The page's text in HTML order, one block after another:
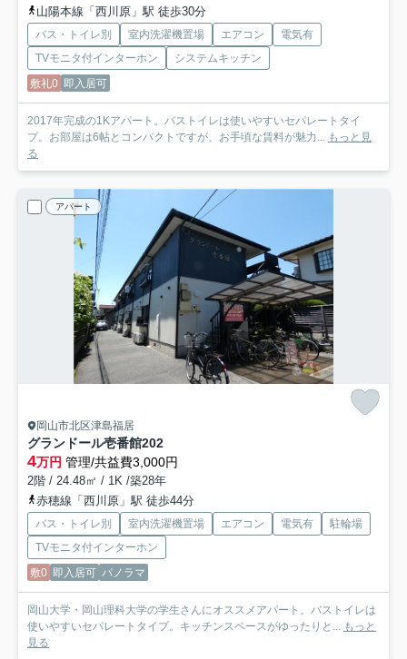
山陽本線「西川原」駅 徒歩30分
バス・トイレ別 室内洗濯機置場 エアコン
電気有
TVモニタ付インターホン
システムキッチン
敷礼0 即入居可
2017年完成の1Kアパート。バストイレは使いやすいセパレートタイ
プ。お部屋は6帖とコンパクトですが、お手頃な賃料が魅力... もっと見
る
アパート
岡山市北区津島福居
グランドール壱番館202
4万円 管理/共益費3,000円
2階 / 24.48㎡ / 1K /築28年
赤穂線「西川原」駅 徒歩44分
バス・トイレ別 室内洗濯機置場 エアコン 電気有
駐輪場
TVモニタ付インターホン
敷0 即入居可 パノラマ
岡山大学・岡山理科大学の学生さんにオススメアパート。バストイレは
使いやすいセパレートタイプ。キッチンスペースがゆったりと... もっと
見る